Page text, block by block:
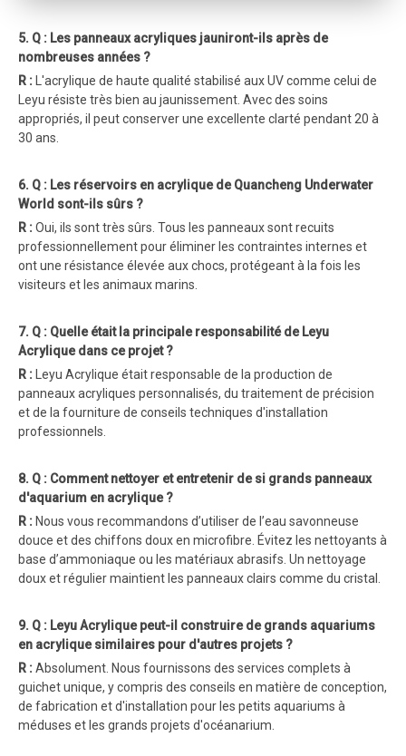
5. Q : Les panneaux acryliques jauniront-ils après de
nombreuses années ?
R :
L'acrylique de haute qualité stabilisé aux UV comme celui de
Leyu résiste très bien au jaunissement. Avec des soins
appropriés, il peut conserver une excellente clarté pendant 20 à
30 ans.
6. Q : Les réservoirs en acrylique de Quancheng Underwater
World sont-ils sûrs ?
R :Oui, ils sont très sûrs. Tous les panneaux sont recuits
professionnellement pour éliminer les contraintes internes et
ont une résistance élevée aux chocs, protégeant à la fois les
visiteurs et les animaux marins.
7. Q : Quelle était la principale responsabilité de Leyu
Acrylique dans ce projet ?
R :
Leyu Acrylique était responsable de la production de
panneaux acryliques personnalisés, du traitement de précision
et de la fourniture de conseils techniques d'installation
professionnels.
8. Q : Comment nettoyer et entretenir de si grands panneaux
d'aquarium en acrylique ?
R : Nous vous recommandons d’utiliser de l’eau savonneuse
douce et des chiffons doux en microfibre. Évitez les nettoyants à
base d’ammoniaque ou les matériaux abrasifs. Un nettoyage
doux et régulier maintient les panneaux clairs comme du cristal.
9. Q : Leyu Acrylique peut-il construire de grands aquariums
en acrylique similaires pour d'autres projets ?
R :Absolument. Nous fournissons des services complets à
guichet unique, y compris des conseils en matière de conception,
de fabrication et d'installation pour les petits aquariums à
méduses et les grands projets d'océanarium.